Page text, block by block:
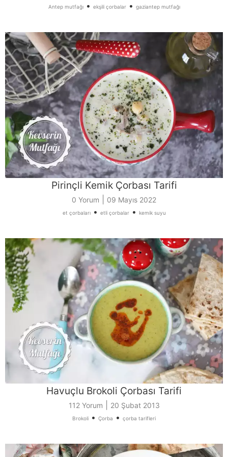
Antep mutfağı• ekşili çorbalar• gaziantep mutfağı
Pirinçli Kemik Çorbası Tarifi
0 Yorum 09 Mayıs 2022
et çorbaları• etli çorbalar• kemik suyu
Havuçlu Brokoli Çorbası Tarifi
112 Yorum 20 Şubat 2013
Brokoli • Çorba • çorba tarifleri